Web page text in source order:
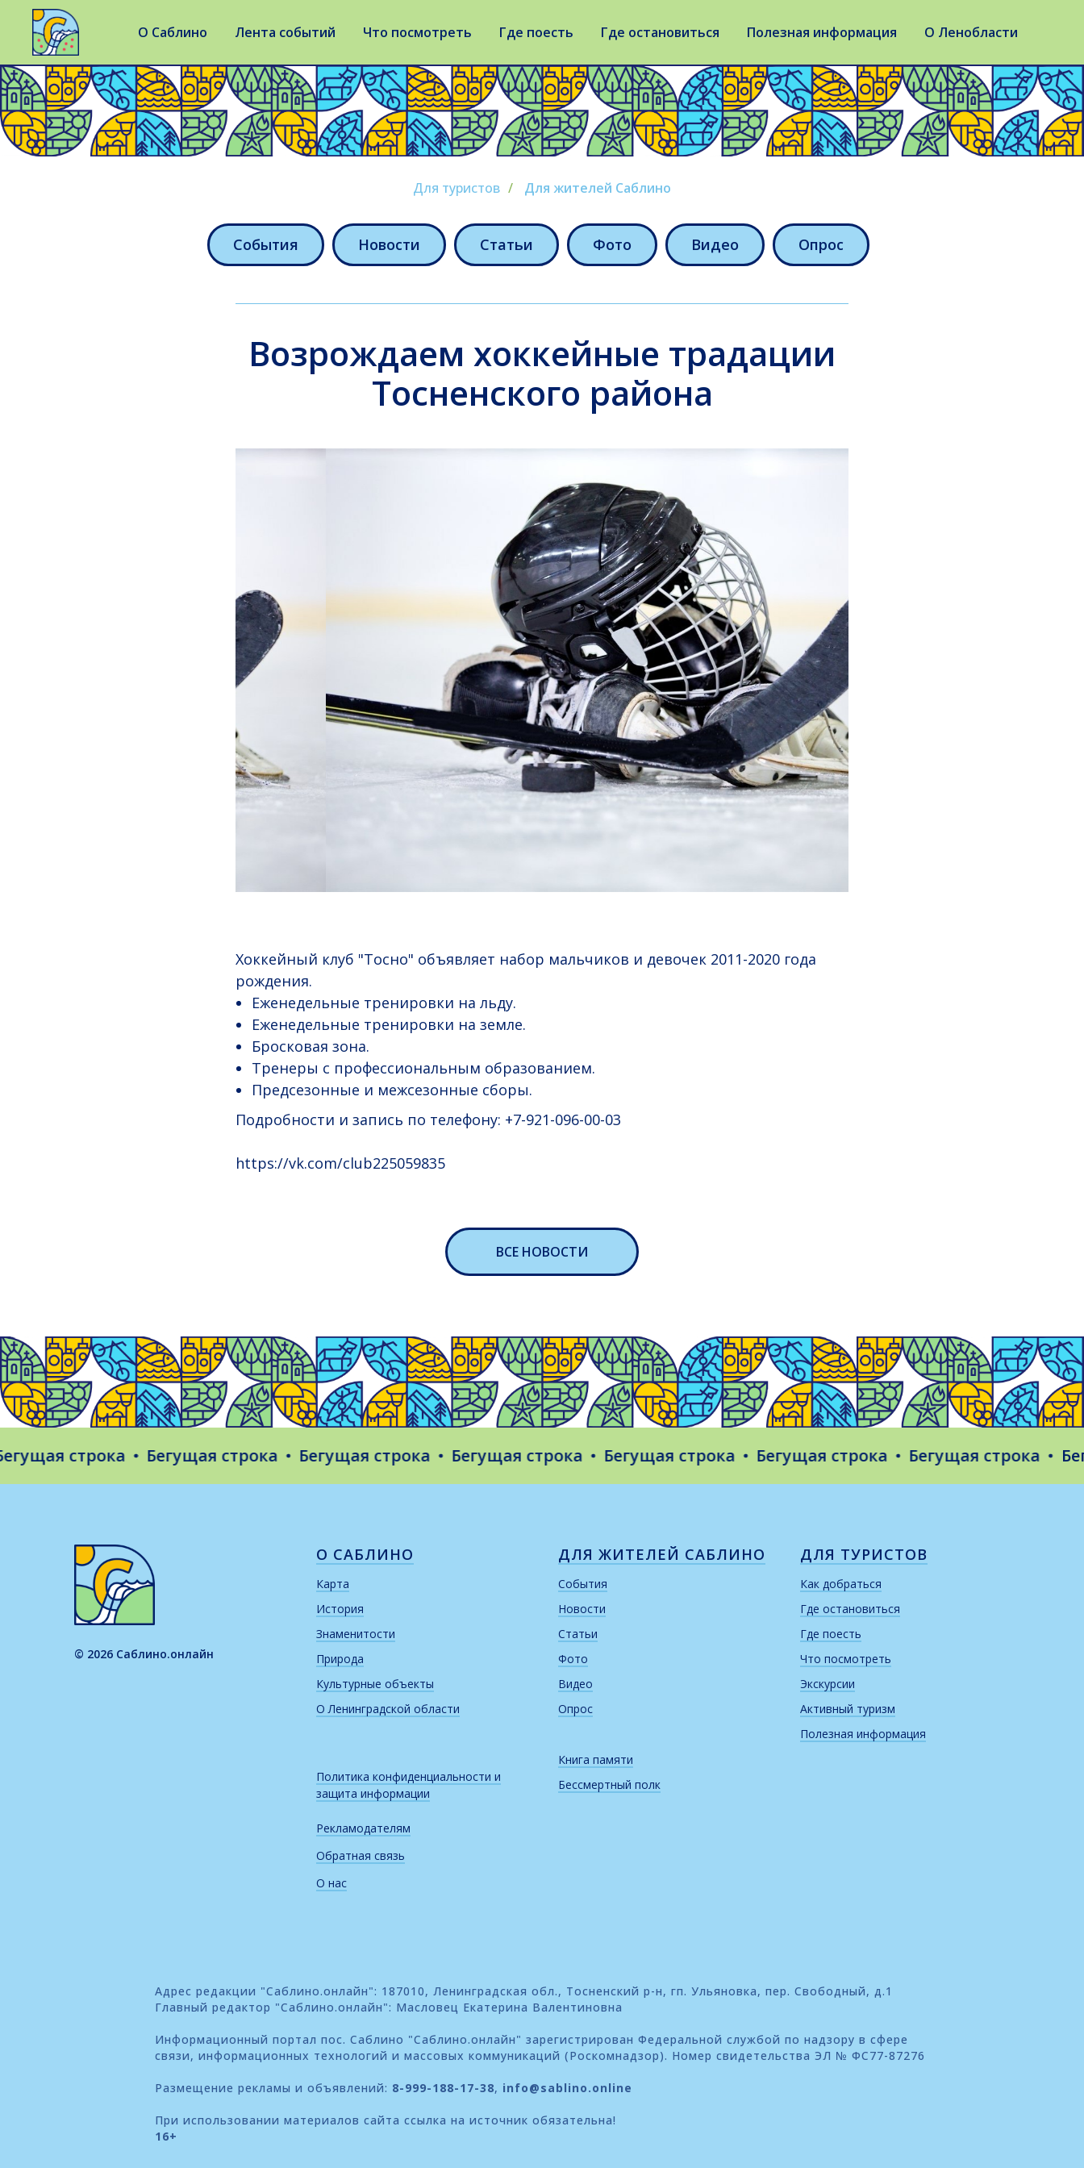
О Саблино Лента событий Что посмотреть Где поесть Где остановиться Полезная информация О Ленобласти
Для туристов / Для жителей Саблино
События Новости Статьи Фото Видео Опрос
Возрождаем хоккейные традации
Тосненского района
Хоккейный клуб "Тосно" объявляет набор мальчиков и девочек 2011-2020 года
рождения.
Еженедельные тренировки на льду.
Еженедельные тренировки на земле.
Бросковая зона.
Тренеры с профессиональным образованием.
Предсезонные и межсезонные сборы.
Подробности и запись по телефону: +7-921-096-00-03
https://vk.com/club225059835
ВСЕ НОВОСТИ
строка Бегущая строка Бегущая строка Бегущая строка Бегущая строка Бегущая строка Бегущая строка
© 2026 Саблино.онлайн
О САБЛИНО
Карта
История
Знаменитости
Природа
Культурные объекты
О Ленинградской области
Политика конфиденциальности и
защита информации
Рекламодателям
Обратная связь
О нас
ДЛЯ ЖИТЕЛЕЙ САБЛИНО
События
Новости
Статьи
Фото
Видео
Опрос
Книга памяти
Бессмертный полк
ДЛЯ ТУРИСТОВ
Как добраться
Где остановиться
Где поесть
Что посмотреть
Экскурсии
Активный туризм
Полезная информация
Адрес редакции "Саблино.онлайн": 187010, Ленинградская обл., Тосненский р-н, гп. Ульяновка, пер. Свободный, д.1
Главный редактор "Саблино.онлайн": Масловец Екатерина Валентиновна
Информационный портал пос. Саблино "Саблино.онлайн" зарегистрирован Федеральной службой по надзору в сфере
связи, информационных технологий и массовых коммуникаций (Роскомнадзор). Номер свидетельства ЭЛ № ФС77-87276
Размещение рекламы и объявлений: 8-999-188-17-38, info@sablino.online
При использовании материалов сайта ссылка на источник обязательна!
16+